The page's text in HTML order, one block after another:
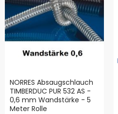
NORRES Absaugschlauch
TIMBERDUC PUR 532 AS -
0,6 mm Wandstärke - 5
Meter Rolle